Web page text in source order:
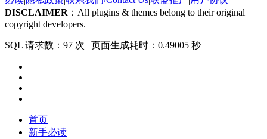
DISCLAIMER ：All plugins & themes belong to their original
copyright developers.
SQL 请求数：97 次 | 页面生成耗时：0.49005 秒
首页
新手必读